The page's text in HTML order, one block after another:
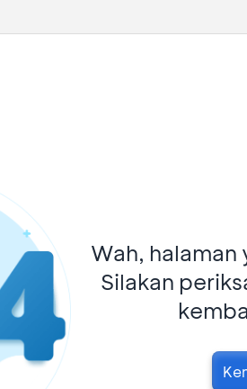
Wah,
Silakan